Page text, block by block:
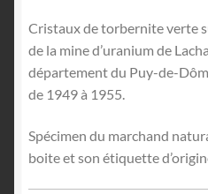
Cristaux de torbernite verte
de la mine d’uranium de
département du Puy-de-
de 1949 à 1955.
Spécimen du marchand
boite et son étiquette